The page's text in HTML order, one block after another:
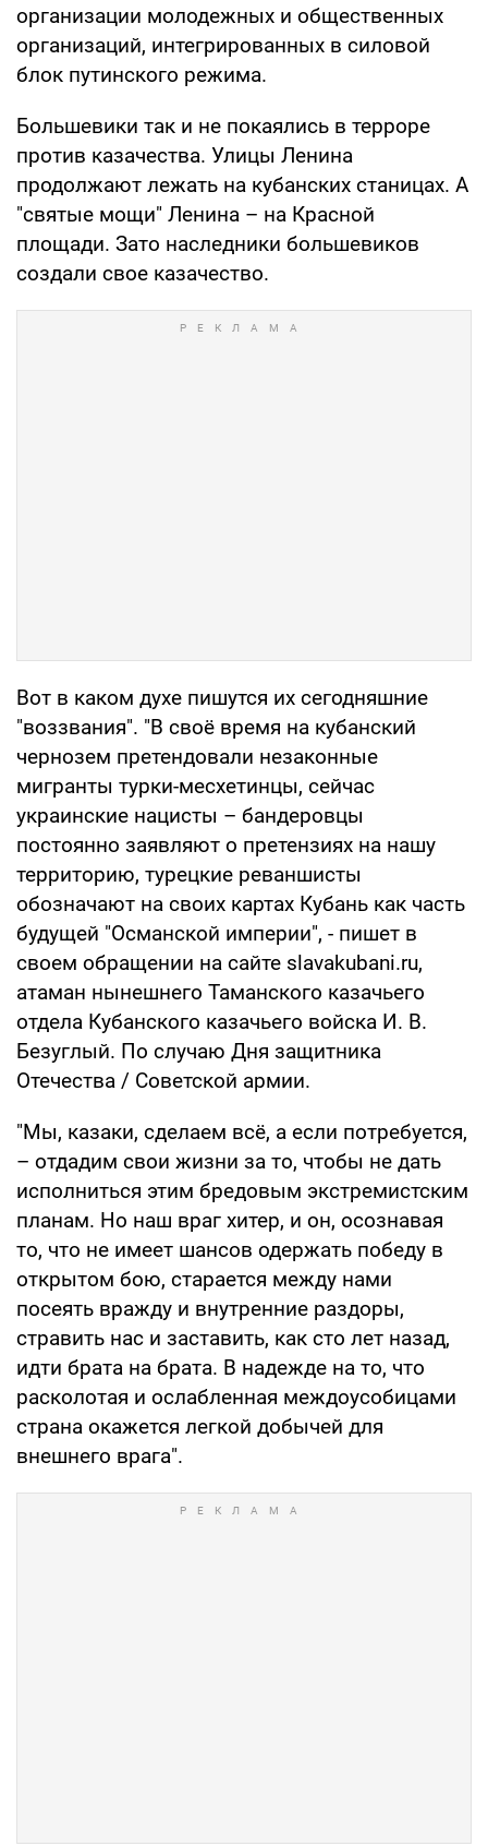
организации молодежных и общественных
организаций, интегрированных в силовой
блок путинского режима.
Большевики так и не покаялись в терроре
против казачества. Улицы Ленина
продолжают лежать на кубанских станицах. А
"святые мощи" Ленина – на Красной
площади. Зато наследники большевиков
создали свое казачество.
Вот в каком духе пишутся их сегодняшние
"воззвания". "В своё время на кубанский
чернозем претендовали незаконные
мигранты турки-месхетинцы, сейчас
украинские нацисты – бандеровцы
постоянно заявляют о претензиях на нашу
территорию, турецкие реваншисты
обозначают на своих картах Кубань как часть
будущей "Османской империи", - пишет в
своем обращении на сайте slavakubani.ru,
атаман нынешнего Таманского казачьего
отдела Кубанского казачьего войска И. В.
Безуглый. По случаю Дня защитника
Отечества / Советской армии.
"Мы, казаки, сделаем всё, а если потребуется,
– отдадим свои жизни за то, чтобы не дать
исполниться этим бредовым экстремистским
планам. Но наш враг хитер, и он, осознавая
то, что не имеет шансов одержать победу в
открытом бою, старается между нами
посеять вражду и внутренние раздоры,
стравить нас и заставить, как сто лет назад,
идти брата на брата. В надежде на то, что
расколотая и ослабленная междоусобицами
страна окажется легкой добычей для
внешнего врага".